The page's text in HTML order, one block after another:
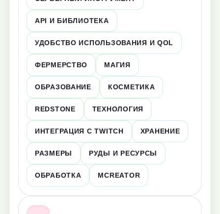
API И БИБЛИОТЕКА
УДОБСТВО ИСПОЛЬЗОВАНИЯ И QOL
ФЕРМЕРСТВО МАГИЯ
ОБРАЗОВАНИЕ КОСМЕТИКА
REDSTONE ТЕХНОЛОГИЯ
ИНТЕГРАЦИЯ С TWITCH ХРАНЕНИЕ
РАЗМЕРЫ РУДЫ И РЕСУРСЫ
ОБРАБОТКА MCREATOR